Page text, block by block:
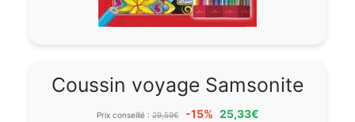
Coussin voyage Samsonite
Prix conseillé :29,59€ -15% 25,33€